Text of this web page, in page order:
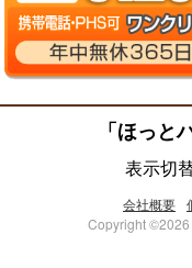
「ほっと
表示切
会社概要
Copyright ©2026